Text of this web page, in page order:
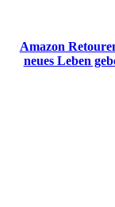
Amazon
neues Leben